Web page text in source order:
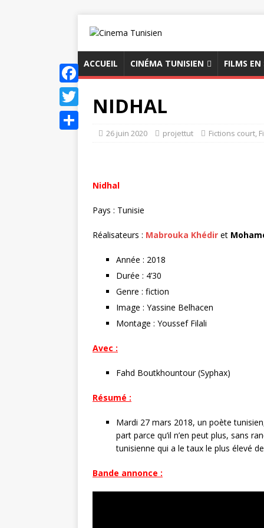
ACCUEIL CINÉMA TUNISIEN FILMS EN
NIDHAL
26 juin 2020 projettut Fictions court,
Nidhal
Pays : Tunisie
Réalisateurs : Mabrouka Khédir et
Année : 2018
Durée : 4’30
Genre : fiction
Image : Yassine Belhacen
Montage : Youssef Filali
Avec :
Fahd Boutkhountour (Syphax)
Résumé :
Mardi 27 mars 2018, un poète
part parce qu’il n’en peut plus, sans
tunisienne qui a le taux le plus élevé
Bande annonce :
F
a
c
T